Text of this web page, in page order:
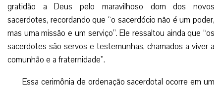
gratidão a Deus pelo maravilhoso dom dos novos
sacerdotes, recordando que “o sacerdócio não é um poder,
mas uma missão e um serviço”. Ele ressaltou ainda que “os
sacerdotes são servos e testemunhas, chamados a viver a
comunhão e a fraternidade”.
Essa cerimônia de ordenação sacerdotal ocorre em um